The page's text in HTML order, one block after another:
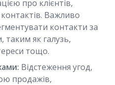
про клієнтів,
Важливо
контакти за
таким як галузь,
тощо.
Відстеження угод,
продажів,